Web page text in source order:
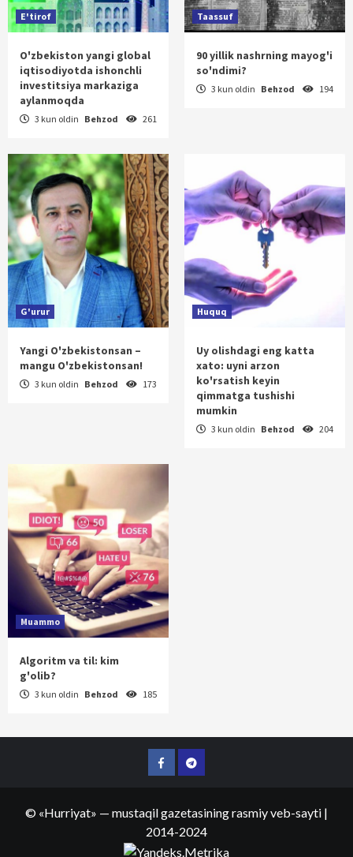
E'tirof
O'zbekiston yangi global
iqtisodiyotda ishonchli
investitsiya markaziga
aylanmoqda
3 kun oldin Behzod 261
Taassuf
90 yillik nashrning mayog'i
so'ndimi?
3 kun oldin Behzod 194
G'urur
Yangi O'zbekistonsan –
mangu O'zbekistonsan!
3 kun oldin Behzod 173
Huquq
Uy olishdagi eng katta
xato: uyni arzon
ko'rsatish keyin
qimmatga tushishi
mumkin
3 kun oldin Behzod 204
Muammo
Algoritm va til: kim
g'olib?
3 kun oldin Behzod 185
FacebookTelegram
© «Hurriyat» — mustaqil gazetasining rasmiy veb-sayti |
2014-2024